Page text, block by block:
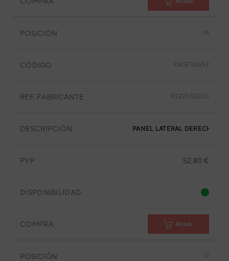
POSICIÓN 16
CÓDIGO 9AGF06659
REF. FABRICANTE 9322552020
DESCRIPCIÓN PANEL LATERAL DERECHO
PVP 52,80 €
DISPONIBILIDAD
COMPRA Añadir
POSICIÓN 17